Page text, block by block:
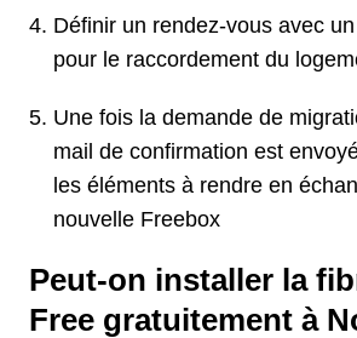
Définir un rendez-vous avec
pour le raccordement du
Une fois la demande de
mail de confirmation est
les éléments à rendre en
nouvelle Freebox
Peut-on installer la
Free gratuitement à